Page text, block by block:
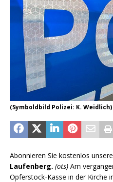
(Symboldbild Polizei: K. Weidlich)
Abonnieren Sie kostenlos
Laufenberg. (ots) Am
Opferstock-Kasse in der Kirche